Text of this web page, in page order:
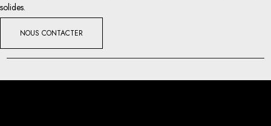
solides.
NOUS CONTACTER